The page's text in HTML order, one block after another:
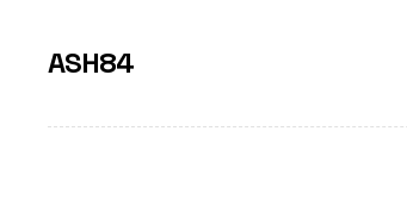
ASH84